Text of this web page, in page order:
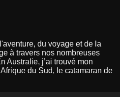
du voyage et de la
à travers nos nombreuses
Australie, j’ai trouvé mon
du Sud, le catamaran de